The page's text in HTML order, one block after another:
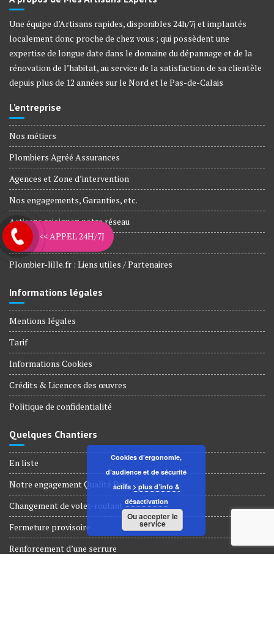
Une équipe d’Artisans rapides, disponibles 24h/7j et implantés
localement donc proche de chez vous ; qui possèdent une
expertise de longue date dans le domaine du dépannage et de la
rénovation de l’habitat, au service de la satisfaction de sa clientèle
depuis plus de 12 années sur le Nord et le Pas-de-Calais
L’entreprise
Nos métiers
Plombiers Agréé Assurances
Agences et Zone d’intervention
Nos engagements, Garanties, etc.
Artisans rejoignez notre réseau
FAQ – Foire aux questions
Plombier-lille.fr : Liens utiles / Partenaires
Informations légales
Mentions légales
Tarif
Informations Cookies
Crédits & Licences des œuvres
Politique de confidentialité
Quelques Chantiers
En liste
Notre engagement Qualité Prix
Changement de volet-roulant
Fermeture provisoire
Renforcement d’une serrure
<< APPEL 24H/7J
Cookies d’ergonomie,
d’audience et de sécurité
actifs > plus d’info &
désactivation
Ou accepter le
service